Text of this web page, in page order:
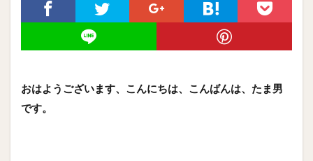
おはようございます、こんにちは、こんばんは、たま男
です。